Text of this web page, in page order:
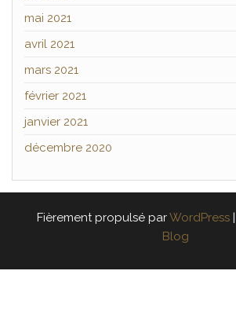
mai 2021
avril 2021
mars 2021
février 2021
janvier 2021
décembre 2020
Fièrement propulsé parWordPress |
Blog